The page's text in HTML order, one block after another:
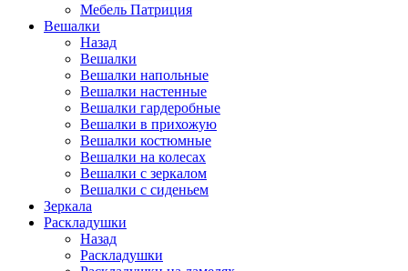
Мебель Патриция
Вешалки
Назад
Вешалки
Вешалки напольные
Вешалки настенные
Вешалки гардеробные
Вешалки в прихожую
Вешалки костюмные
Вешалки на колесах
Вешалки с зеркалом
Вешалки с сиденьем
Зеркала
Раскладушки
Назад
Раскладушки